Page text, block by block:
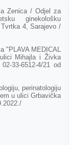
Zenica / Odjel za
ginekološku
4, Sarajevo /
"PLAVA MEDICAL
Mihajla i Živka
33-6512-4/21 od
perinatologiju
u ulici Grbavička